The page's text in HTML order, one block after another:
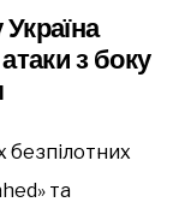
з боку
безпілотних
та